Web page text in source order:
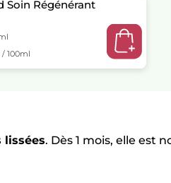
Soin Régénérant
/ 100ml
lissées. Dès 1 mois, elle est